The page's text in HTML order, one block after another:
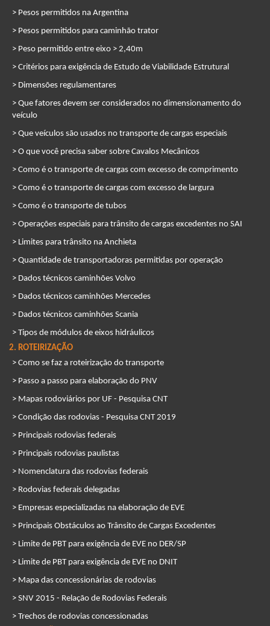
> Pesos permitidos na Argentina
> Pesos permitidos para caminhão trator
> Peso permitido entre eixo > 2,40m
> Critérios para exigência de Estudo de Viabilidade Estrutural
> Dimensões regulamentares
> Que fatores devem ser considerados no dimensionamento do
veículo
> Que veículos são usados no transporte de cargas especiais
> O que você precisa saber sobre Cavalos Mecânicos
> Como é o transporte de cargas com excesso de comprimento
> Como é o transporte de cargas com excesso de largura
> Como é o transporte de tubos
> Operações especiais para trânsito de cargas excedentes no SAI
> Limites para trânsito na Anchieta
> Quantidade de transportadoras permitidas por operação
> Dados técnicos caminhões Volvo
> Dados técnicos caminhões Mercedes
> Dados técnicos caminhões Scania
> Tipos de módulos de eixos hidráulicos
2. ROTEIRIZAÇÃO
> Como se faz a roteirização do transporte
> Passo a passo para elaboração do PNV
> Mapas rodoviários por UF - Pesquisa CNT
> Condição das rodovias - Pesquisa CNT 2019
> Principais rodovias federais
> Principais rodovias paulistas
> Nomenclatura das rodovias federais
> Rodovias federais delegadas
> Empresas especializadas na elaboração de EVE
> Principais Obstáculos ao Trânsito de Cargas Excedentes
> Limite de PBT para exigência de EVE no DER/SP
> Limite de PBT para exigência de EVE no DNIT
> Mapa das concessionárias de rodovias
> SNV 2015 - Relação de Rodovias Federais
> Trechos de rodovias concessionadas